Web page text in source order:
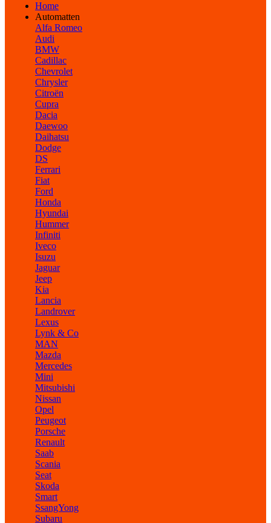
Home
Automatten
Alfa Romeo
Audi
BMW
Cadillac
Chevrolet
Chrysler
Citroën
Cupra
Dacia
Daewoo
Daihatsu
Dodge
DS
Ferrari
Fiat
Ford
Honda
Hyundai
Hummer
Infiniti
Iveco
Isuzu
Jaguar
Jeep
Kia
Lancia
Landrover
Lexus
Lynk & Co
MAN
Mazda
Mercedes
Mini
Mitsubishi
Nissan
Opel
Peugeot
Porsche
Renault
Saab
Scania
Seat
Skoda
Smart
SsangYong
Subaru